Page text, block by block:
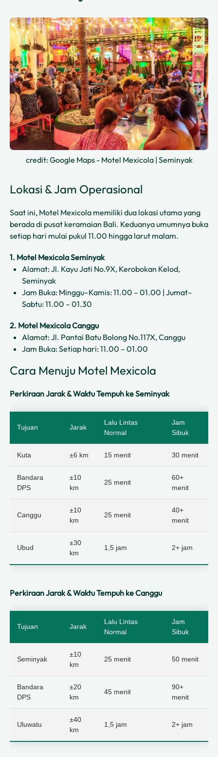
credit: Google Maps - Motel Mexicola | Seminyak
Lokasi & Jam Operasional
Saat ini, Motel Mexicola memiliki dua lokasi utama yang
berada di pusat keramaian Bali. Keduanya umumnya buka
setiap hari mulai pukul 11.00 hingga larut malam.
1. Motel Mexicola Seminyak
Alamat: Jl. Kayu Jati No.9X, Kerobokan Kelod,
Seminyak
Jam Buka: Minggu–Kamis: 11.00 – 01.00 | Jumat–
Sabtu: 11.00 – 01.30
2. Motel Mexicola Canggu
Alamat: Jl. Pantai Batu Bolong No.117X, Canggu
Jam Buka: Setiap hari: 11.00 – 01.00
Cara Menuju Motel Mexicola
Perkiraan Jarak & Waktu Tempuh ke Seminyak
Tujuan Jarak
Lalu Lintas
Normal
Jam
Sibuk
Kuta ±6 km 15 menit 30 menit
Bandara
DPS
±10
km
25 menit
60+
menit
Canggu
±10
km
25 menit
40+
menit
Ubud
±30
km
1,5 jam 2+ jam
Perkiraan Jarak & Waktu Tempuh ke Canggu
Tujuan Jarak
Lalu Lintas
Normal
Jam
Sibuk
Seminyak
±10
km
25 menit 50 menit
Bandara
DPS
±20
km
45 menit
90+
menit
Uluwatu
±40
km
1,5 jam 2+ jam